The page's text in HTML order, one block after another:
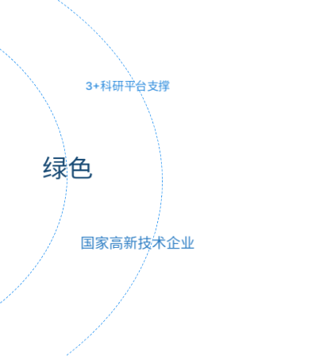
50项+专利
参与行业企业标准20余项
3+科研平台支撑